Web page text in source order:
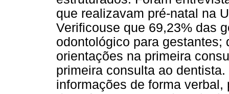
que realizavam pré-natal na
Verificouse que 69,23% das
odontológico para gestantes;
orientações na primeira
primeira consulta ao
informações de forma